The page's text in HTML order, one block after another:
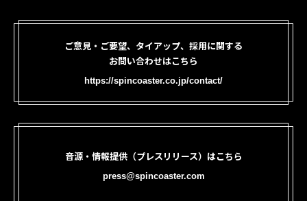
ご意見・ご要望、タイアップ、採用に関する
お問い合わせはこちら
https://spincoaster.co.jp/contact/
音源・情報提供（プレスリリース）はこちら
press@spincoaster.com